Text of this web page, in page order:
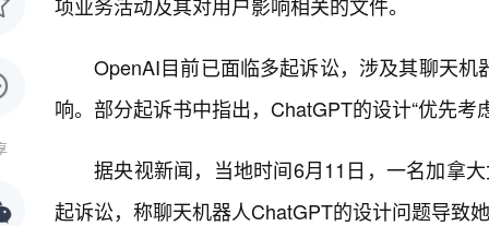
OpenAI目前已面临多起诉讼，涉及其聊天
响。部分起诉书中指出，ChatGPT的设计“优先考
据央视新闻，当地时间6月11日，一名加拿
起诉讼，称聊天机器人ChatGPT的设计问题导致